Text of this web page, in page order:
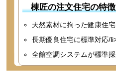
棟匠の注文住宅の特徴
天然素材に拘った健康住宅
長期優良住宅に標準対応/
全館空調システムが標準採